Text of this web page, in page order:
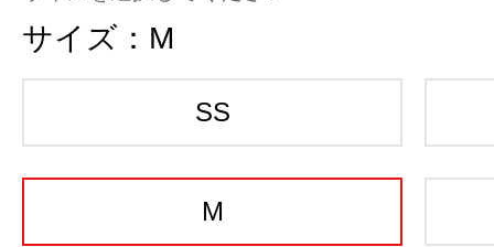
サイズ： M
SS
M